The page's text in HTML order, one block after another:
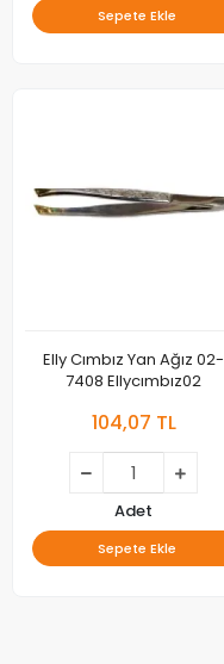
Sepete Ekle
Elly Cımbız Yan Ağız 02-
7408 Ellycımbız02
104,07 TL
Adet
Sepete Ekle